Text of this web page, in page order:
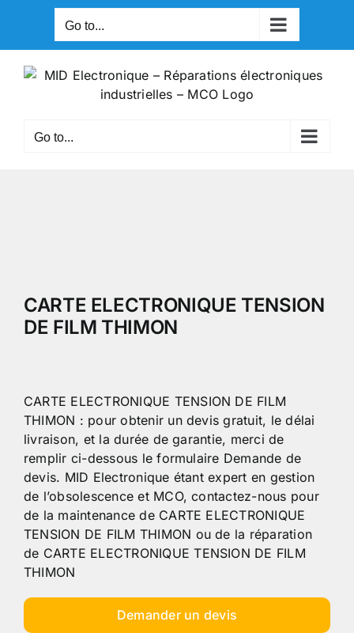
content
Go to...
Go to...
CARTE ELECTRONIQUE TENSION
DE FILM THIMON
CARTE ELECTRONIQUE TENSION DE FILM
THIMON : pour obtenir un devis gratuit, le délai
livraison, et la durée de garantie, merci de
remplir ci-dessous le formulaire Demande de
devis. MID Electronique étant expert en gestion
de l’obsolescence et MCO, contactez-nous pour
de la maintenance de CARTE ELECTRONIQUE
TENSION DE FILM THIMON ou de la réparation
de CARTE ELECTRONIQUE TENSION DE FILM
THIMON
Demander un devis